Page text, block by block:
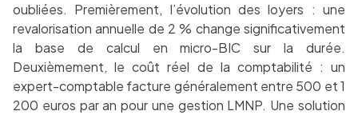
oubliées. Premièrement, l’évolution des loyers : une
revalorisation annuelle de 2 % change significativement
la base de calcul en micro-BIC sur la durée.
Deuxièmement, le coût réel de la comptabilité : un
expert-comptable facture généralement entre 500 et 1
200 euros par an pour une gestion LMNP. Une solution